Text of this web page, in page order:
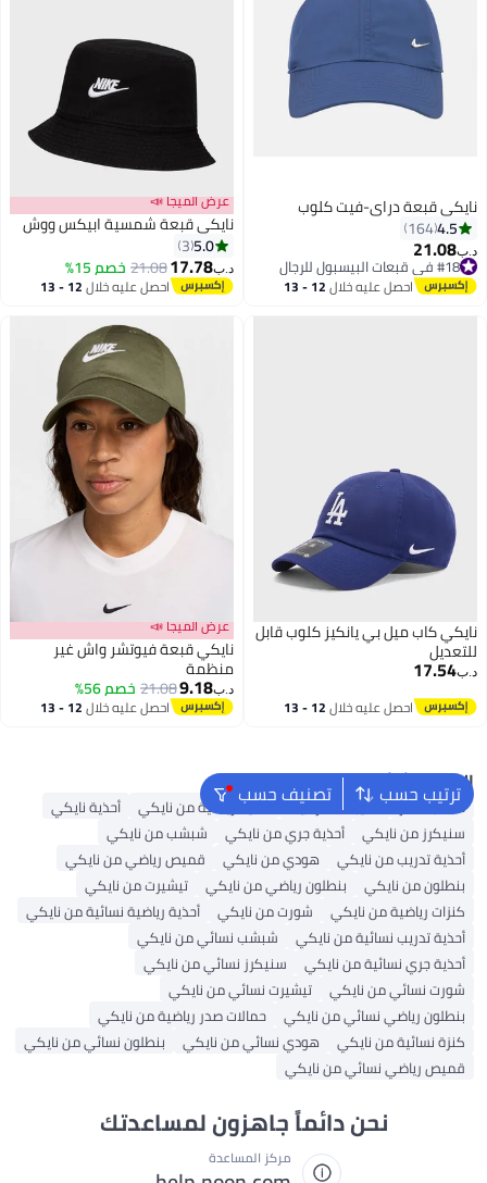
10
نايكي قبعة دراي-فيت كلوب
4.5
164
د.ب‏21.08
#18 في قبعات البيسبول للرجال
#18 في قبعات البيسبول للرجال احصل عليه خلال 12 - 13
عرض الميجا 📣
نايكي قبعة شمسية ابيكس ووش
5.0
3
د.ب‏17.78
21.08خصم 15%
احصل عليه خلال 12 - 13
نايكي كاب ميل بي يانكيز كلوب قابل
للتعديل
د.ب‏17.54
احصل عليه خلال 12 - 13
عرض الميجا 📣
نايكي قبعة فيوتشر واش غير
منظمة
د.ب‏9.18
21.08خصم 56%
احصل عليه خلال 12 - 13
ترتيب حسب تصنيف حسب البحث الشائع
حقائب ظهر حقيبة ظهر نايك أحذية رياضية من نايكي
أحذية نايكي
سنيكرز من نايكي
أحذية جري من نايكي
شبشب من نايكي
أحذية تدريب من نايكي
هودي من نايكي
قميص رياضي من نايكي
بنطلون من نايكي
بنطلون رياضي من نايكي
تيشيرت من نايكي
كنزات رياضية من نايكي
شورت من نايكي
أحذية رياضية نسائية من نايكي
أحذية تدريب نسائية من نايكي
شبشب نسائي من نايكي
أحذية جري نسائية من نايكي
سنيكرز نسائي من نايكي
شورت نسائي من نايكي
تيشيرت نسائي من نايكي
بنطلون رياضي نسائي من نايكي
حمالات صدر رياضية من نايكي
كنزة نسائية من نايكي
هودي نسائي من نايكي
بنطلون نسائي من نايكي
قميص رياضي نسائي من نايكي
نحن دائماً جاهزون لمساعدتك
مركز المساعدة